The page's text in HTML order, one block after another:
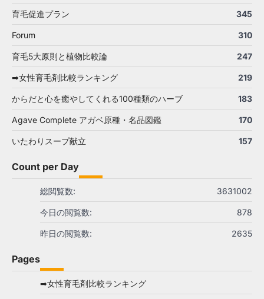
育毛促進プラン 345
Forum 310
育毛5大原則と植物比較論 247
➡女性育毛剤比較ランキング 219
からだと心を癒やしてくれる100種類のハーブ 183
Agave Complete アガベ原種・名品図鑑 170
いたわりスープ献立 157
Count per Day
3631002
総閲覧数:
878
今日の閲覧数:
2635
昨日の閲覧数:
Pages
➡女性育毛剤比較ランキング